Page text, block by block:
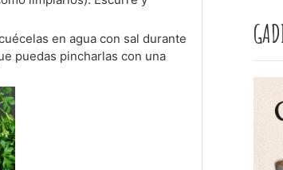
en agua con sal durante
puedas pincharlas con una